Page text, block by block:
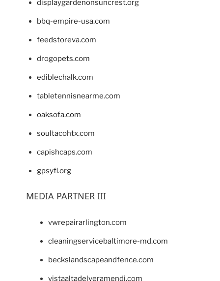
displaygardenonsuncrest.org
bbq-empire-usa.com
feedstoreva.com
drogopets.com
ediblechalk.com
tabletennisnearme.com
oaksofa.com
soultacohtx.com
capishcaps.com
gpsyfl.org
MEDIA PARTNER III
vwrepairarlington.com
cleaningservicebaltimore-md.com
beckslandscapeandfence.com
vistaaltadelveramendi.com